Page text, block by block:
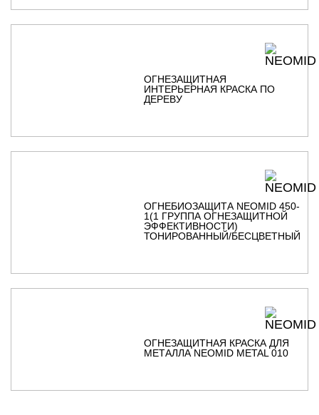
ОГНЕЗАЩИТНАЯ
ИНТЕРЬЕРНАЯ КРАСКА ПО
ДЕРЕВУ
ОГНЕБИОЗАЩИТА NEOMID 450-
1(1 ГРУППА ОГНЕЗАЩИТНОЙ
ЭФФЕКТИВНОСТИ)
ТОНИРОВАННЫЙ/БЕСЦВЕТНЫЙ
ОГНЕЗАЩИТНАЯ КРАСКА ДЛЯ
МЕТАЛЛА NEOMID METAL 010